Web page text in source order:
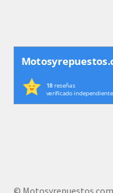
18reseñas
verificado
©